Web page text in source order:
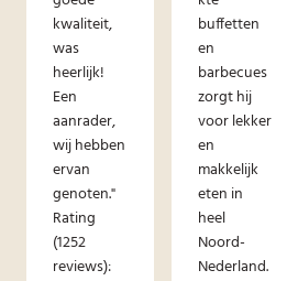
kwaliteit,
was
heerlijk!
Een
aanrader,
wij hebben
ervan
genoten."
Rating
(1252
reviews):
buffetten
en
barbecues
zorgt hij
voor lekker
en
makkelijk
eten in
heel
Noord-
Nederland.